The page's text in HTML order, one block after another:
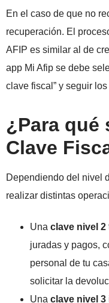
En el caso de que no
recuperación. El
AFIP es similar al de
app Mi Afip se debe
clave fiscal” y seguir
¿Para qué
Clave
Dependiendo del nivel
realizar distintas
Una clave nivel 2
juradas y pagos,
personal de tu
solicitar la
Una clave nivel 3